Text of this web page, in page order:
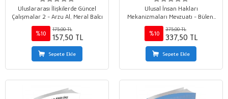
Uluslararası İlişkilerde Güncel
Çalışmalar 2 - Arzu Al, Meral Balcı
%10
175,00 TL
157,50 TL
Sepete Ekle
Ulusal İnsan Hakları
Mekanizmaları Mevzuatı - Bülent
%10
375,00 TL
337,50 TL
Sepete Ekle